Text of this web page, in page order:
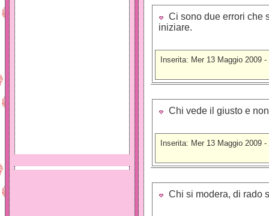
Ci sono due errori che
iniziare.
Inserita: Mer 13 Maggio 2009 -
Chi vede il giusto e
Inserita: Mer 13 Maggio 2009 -
Chi si modera, di rado